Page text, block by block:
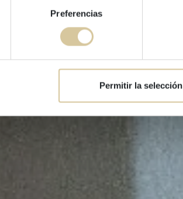
Preferencias
Permitir la selección